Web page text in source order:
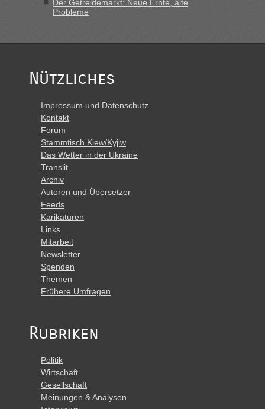
Der Getreidemarkt: Neue Ernte, alte
Probleme
Nützliches
Impressum und Datenschutz
Kontakt
Forum
Stammtisch Kiew/Kyjiw
Das Wetter in der Ukraine
Translit
Archiv
Autoren und Übersetzer
Feeds
Karikaturen
Links
Mitarbeit
Newsletter
Spenden
Themen
Frühere Umfragen
Rubriken
Politik
Wirtschaft
Gesellschaft
Meinungen & Analysen